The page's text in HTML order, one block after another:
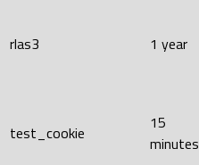
rlas3 1 year
test_cookie
15
minutes